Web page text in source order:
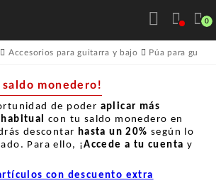
0
Accesorios para guitarra y bajo Púa para
monedero!
de poder aplicar más
con tu saldo monedero en
descontar hasta un 20% según lo
Para ello, ¡Accede a tu cuenta y
con descuento extra